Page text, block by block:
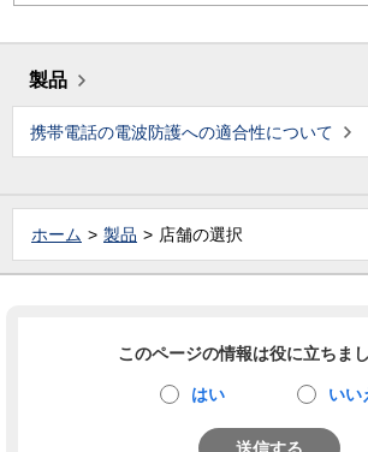
製品
携帯電話の電波防護への適合性について
ホーム 製品 店舗の選択
このページの情報は役に立ちま
はい いい